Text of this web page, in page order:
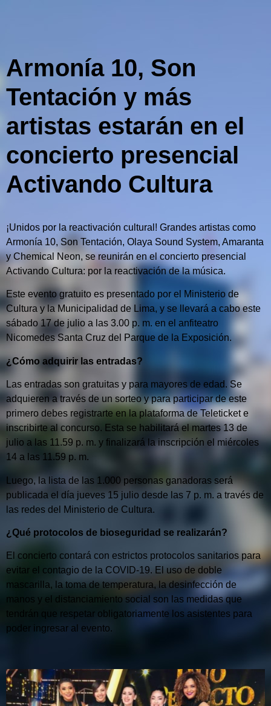
Armonía 10, Son
Tentación y más
artistas estarán en el
concierto presencial
Activando Cultura
¡Unidos por la reactivación cultural! Grandes artistas como
Armonía 10, Son Tentación, Olaya Sound System, Amaranta
y Chemical Neon, se reunirán en el concierto presencial
Activando Cultura: por la reactivación de la música.
Este evento gratuito es presentado por el Ministerio de
Cultura y la Municipalidad de Lima, y se llevará a cabo este
sábado 17 de julio a las 3.00 p. m. en el anfiteatro
Nicomedes Santa Cruz del Parque de la Exposición.
¿Cómo adquirir las entradas?
Las entradas son gratuitas y para mayores de edad. Se
adquieren a través de un sorteo y para participar de este
primero debes registrarte en la plataforma de Teleticket e
inscribirte al concurso. Esta se habilitará el martes 13 de
julio a las 11.59 p. m. y finalizará la inscripción el miércoles
14 a las 11.59 p. m.
Luego, la lista de las 1.000 personas ganadoras será
publicada el día jueves 15 julio desde las 7 p. m. a través de
las redes del Ministerio de Cultura.
¿Qué protocolos de bioseguridad se realizarán?
El concierto contará con estrictos protocolos sanitarios para
evitar el contagio de la COVID-19. El uso de doble
mascarilla, la toma de temperatura, la desinfección de
manos y el distanciamiento social son las medidas que
tendrán que respetar obligatoriamente los asistentes para
poder ingresar al evento.